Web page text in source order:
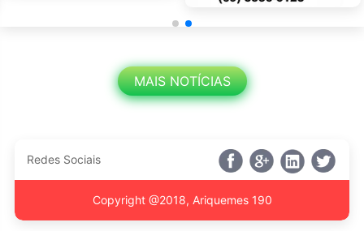
MAIS NOTÍCIAS
Redes Sociais
Copyright @2018, Ariquemes 190